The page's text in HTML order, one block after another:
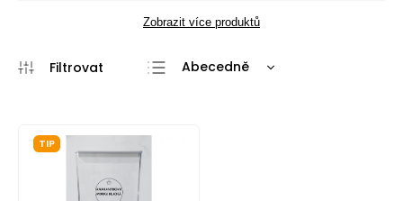
Zobrazit více produktů
Abecedně
TIP